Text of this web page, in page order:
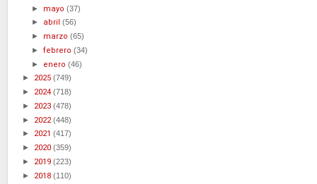
► mayo(37)
► abril(56)
► marzo(65)
►febrero(34)
► enero(46)
► 2025 (749)
► 2024 (718)
► 2023 (478)
► 2022(448)
► 2021 (417)
► 2020 (359)
► 2019 (223)
► 2018 (110)